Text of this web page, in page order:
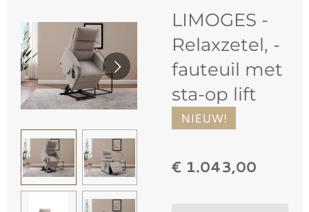
LIMOGES -
Relaxzetel, -
fauteuil met
sta-op lift
NIEUW!
€ 1.043,00